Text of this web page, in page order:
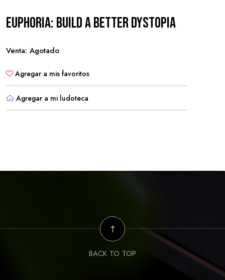
Euphoria: Build a Better Dystopia
Venta: Agotado
Agregar a mis favoritos
Agregar a mi ludoteca
BACK TO TOP